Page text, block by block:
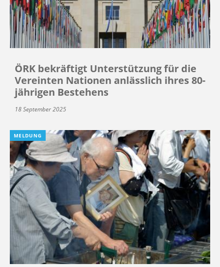
ÖRK bekräftigt Unterstützung für die
Vereinten Nationen anlässlich ihres 80-
jährigen Bestehens
18 September 2025
MELDUNG